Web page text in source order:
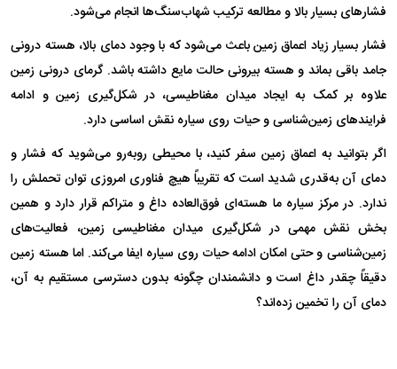
فشارهای بسیار بالا و مطالعه ترکیب شهاب‌سنگ‌ها انجام می‌شود.
فشار بسیار زیاد اعماق زمین باعث می‌شود که با وجود دمای بالا، هسته درونی
جامد باقی بماند و هسته بیرونی حالت مایع داشته باشد. گرمای درونی زمین
علاوه بر کمک به ایجاد میدان مغناطیسی، در شکل‌گیری زمین و ادامه
فرایندهای زمین‌شناسی و حیات روی سیاره نقش اساسی دارد.
اگر بتوانید به اعماق زمین سفر کنید، با محیطی روبه‌رو می‌شوید که فشار و
دمای آن به‌قدری شدید است که تقریباً هیچ فناوری امروزی توان تحملش را
ندارد. در مرکز سیاره ما هسته‌ای فوق‌العاده داغ و متراکم قرار دارد و همین
بخش نقش مهمی در شکل‌گیری میدان مغناطیسی زمین، فعالیت‌های
زمین‌شناسی و حتی امکان ادامه حیات روی سیاره ایفا می‌کند. اما هسته زمین
دقیقاً چقدر داغ است و دانشمندان چگونه بدون دسترسی مستقیم به آن،
دمای آن را تخمین زده‌اند؟